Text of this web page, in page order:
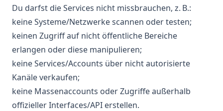
Du darfst die Services nicht missbrauchen, z. B.:
keine Systeme/Netzwerke scannen oder testen;
keinen Zugriff auf nicht öffentliche Bereiche
erlangen oder diese manipulieren;
keine Services/Accounts über nicht autorisierte
Kanäle verkaufen;
keine Massenaccounts oder Zugriffe außerhalb
offizieller Interfaces/API erstellen.